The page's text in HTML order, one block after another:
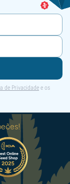
de Privacidade e os